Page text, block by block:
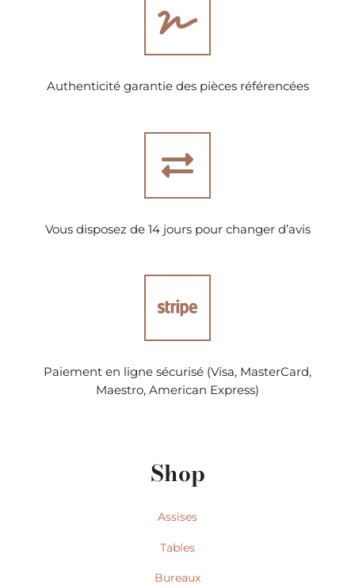
Authenticité garantie des pièces référencées
Vous disposez de 14 jours pour changer d’avis
Paiement en ligne sécurisé (Visa, MasterCard,
Maestro, American Express)
Shop
Assises
Tables
Bureaux